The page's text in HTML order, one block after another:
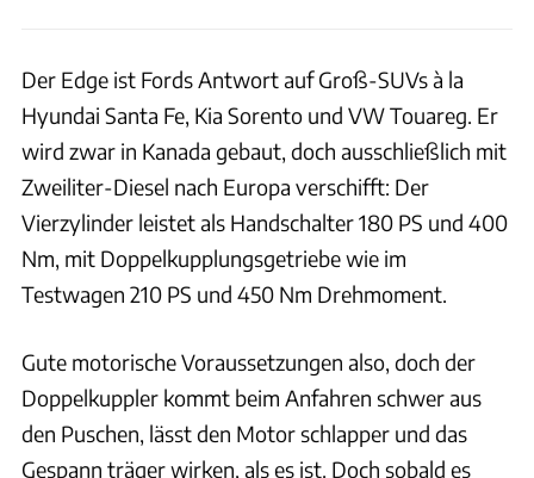
Der Edge ist Fords Antwort auf Groß-SUVs à la
Hyundai Santa Fe, Kia Sorento und VW Touareg. Er
wird zwar in Kanada gebaut, doch ausschließlich mit
Zweiliter-Diesel nach Europa verschifft: Der
Vierzylinder leistet als Handschalter 180 PS und 400
Nm, mit Doppelkupplungsgetriebe wie im
Testwagen 210 PS und 450 Nm Drehmoment.
Gute motorische Voraussetzungen also, doch der
Doppelkuppler kommt beim Anfahren schwer aus
den Puschen, lässt den Motor schlapper und das
Gespann träger wirken, als es ist. Doch sobald es